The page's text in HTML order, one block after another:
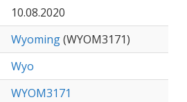
10.08.2020
Wyoming(WYOM3171)
Wyo
WYOM3171